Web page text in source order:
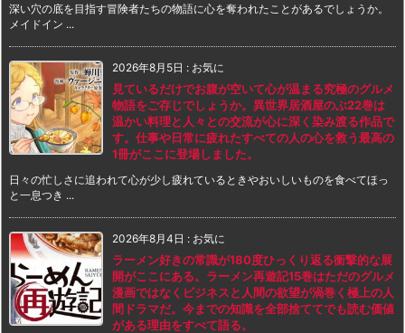
深い穴の底を目指す冒険者たちの物語に心を奪われたことがあるでしょうか。
メイドイン ...
2026年8月5日 : お気に
見ているだけでお腹が空いて心が温まる究極のグルメ
物語をご存じでしょうか。異世界居酒屋のぶ22巻は
温かい料理と人々との交流が心に深く染み渡る作品で
す。仕事や日常に疲れたすべての人の心を救う最高の
1冊がここに登場しました。
日々の忙しさに追われて心が少し疲れているときやおいしいものを食べてほっ
と一息つき ...
2026年8月4日 : お気に
ラーメン好きの常識が180度ひっくり返る衝撃的な展
開がここにある。ラーメン再遊記15巻はただのグルメ
漫画ではなくビジネスと人間の欲望が渦巻く極上の人
間ドラマだ。今までの知識を全部捨ててでも読む価値
がある理由をすべて語る。